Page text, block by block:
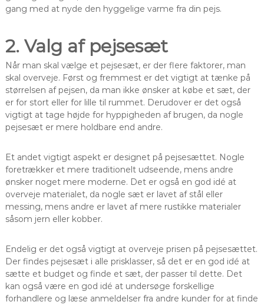
gang med at nyde den hyggelige varme fra din pejs.
2. Valg af pejsesæt
Når man skal vælge et pejsesæt, er der flere faktorer, man
skal overveje. Først og fremmest er det vigtigt at tænke på
størrelsen af pejsen, da man ikke ønsker at købe et sæt, der
er for stort eller for lille til rummet. Derudover er det også
vigtigt at tage højde for hyppigheden af brugen, da nogle
pejsesæt er mere holdbare end andre.
Et andet vigtigt aspekt er designet på pejsesættet. Nogle
foretrækker et mere traditionelt udseende, mens andre
ønsker noget mere moderne. Det er også en god idé at
overveje materialet, da nogle sæt er lavet af stål eller
messing, mens andre er lavet af mere rustikke materialer
såsom jern eller kobber.
Endelig er det også vigtigt at overveje prisen på pejsesættet.
Der findes pejsesæt i alle prisklasser, så det er en god idé at
sætte et budget og finde et sæt, der passer til dette. Det
kan også være en god idé at undersøge forskellige
forhandlere og læse anmeldelser fra andre kunder for at finde